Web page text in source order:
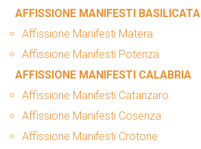
AFFISSIONE MANIFESTI BASILICATA
Affissione Manifesti Matera
Affissione Manifesti Potenza
AFFISSIONE MANIFESTI CALABRIA
Affissione Manifesti Catanzaro
Affissione Manifesti Cosenza
Affissione Manifesti Crotone